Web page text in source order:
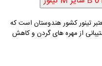
تینور کشور هندوستان است که
از مهره های گردن و کاهش